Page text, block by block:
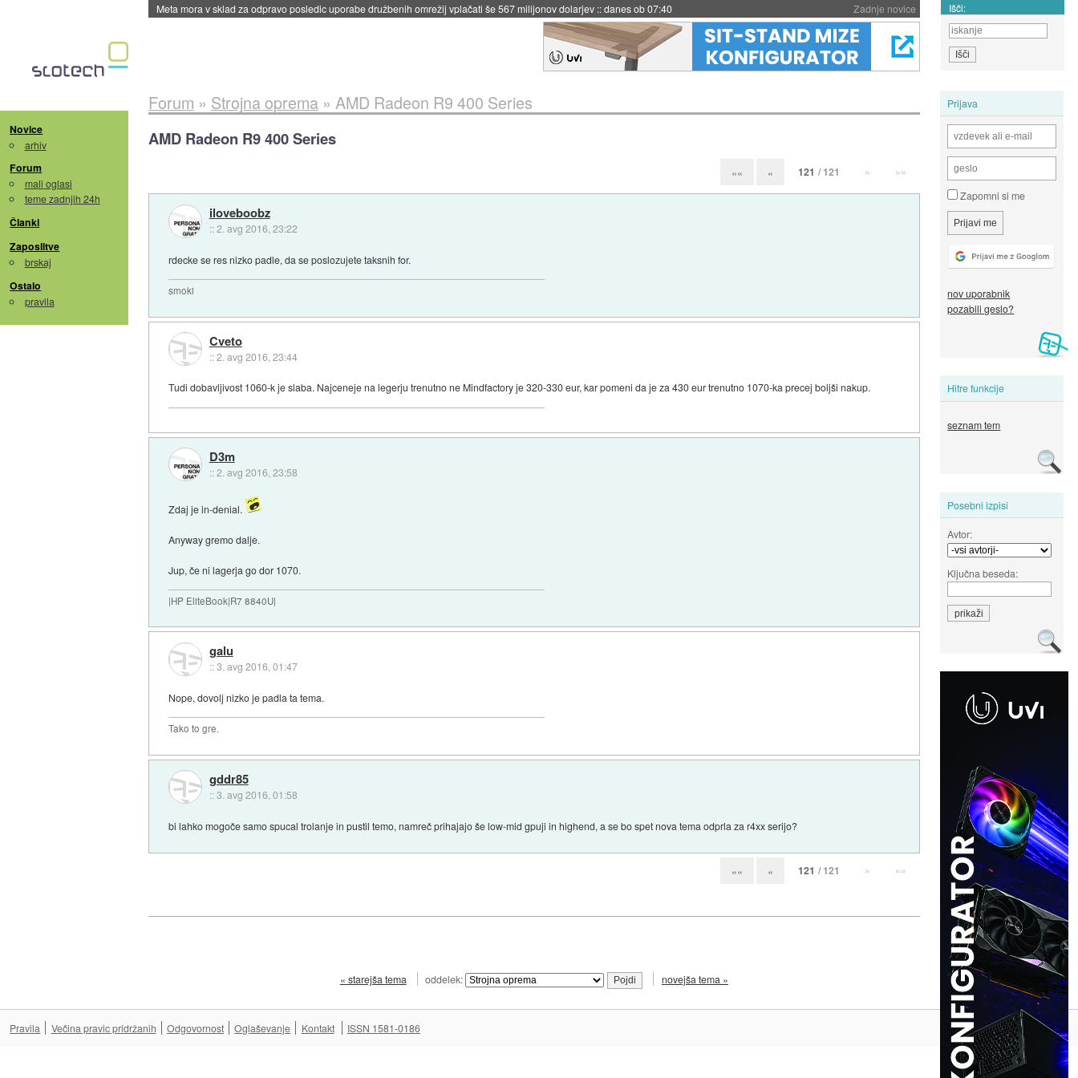
Zadnje novice
Meta mora v sklad za odpravo posledic uporabe družbenih omrežij vplačati še 567 milijonov dolarjev ::danes ob 07:40 Išči:
Novice
arhiv
Forum
mali oglasi
teme zadnjih 24h
Članki
Zaposlitve
brskaj
Ostalo
pravila
Prijava
Zapomni si me
nov uporabnik
pozabili geslo?
Hitre funkcije
seznam tem
Posebni izpisi
Avtor:
Ključna beseda:
Forum » Strojna oprema» AMD Radeon R9 400 Series
AMD Radeon R9 400 Series
«« « 121 / 121 » »»
iloveboobz
::2. avg 2016, 23:22
rdecke se res nizko padle, da se poslozujete taksnih for.
smoki
Cveto
::2. avg 2016, 23:44
Tudi dobavljivost 1060-k je slaba. Najceneje na legerju trenutno ne Mindfactory je 320-330 eur, kar pomeni da je za 430 eur trenutno 1070-ka precej boljši nakup.
D3m
::2. avg 2016, 23:58
Zdaj je in-denial.
Anyway gremo dalje.
Jup, če ni lagerja go dor 1070.
|HP EliteBook|R7 8840U|
galu
::3. avg 2016, 01:47
Nope, dovolj nizko je padla ta tema.
Tako to gre.
gddr85
::3. avg 2016, 01:58
bi lahko mogoče samo spucal trolanje in pustil temo, namreč prihajajo še low-mid gpuji in highend, a se bo spet nova tema odprla za r4xx serijo?
«« « 121 / 121 » »»
« starejša tema oddelek: novejša tema »
Na vrh ^
Pravila Večina pravic pridržanih Odgovornost Oglaševanje Kontakt ISSN 1581-0186